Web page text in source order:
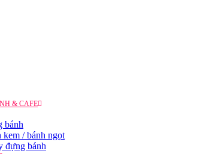
& CAFE
bánh
kem / bánh ngọt
đựng bánh